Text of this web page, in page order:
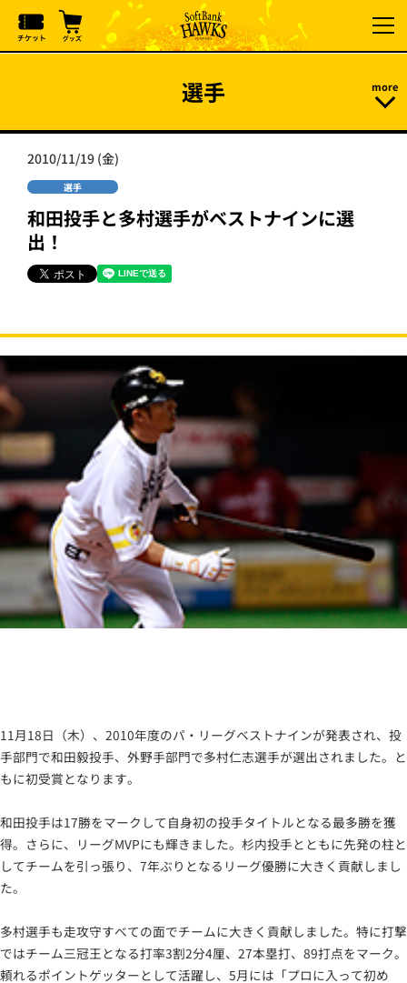
選手
2010/11/19 (金)
選手
和田投手と多村選手がベストナインに選
出！
11月18日（木）、2010年度のパ・リーグベストナインが発表され、投
手部門で和田毅投手、外野手部門で多村仁志選手が選出されました。と
もに初受賞となります。
和田投手は17勝をマークして自身初の投手タイトルとなる最多勝を獲
得。さらに、リーグMVPにも輝きました。杉内投手とともに先発の柱と
してチームを引っ張り、7年ぶりとなるリーグ優勝に大きく貢献しまし
た。
多村選手も走攻守すべての面でチームに大きく貢献しました。特に打撃
ではチーム三冠王となる打率3割2分4厘、27本塁打、89打点をマーク。
頼れるポイントゲッターとして活躍し、5月には「プロに入って初め